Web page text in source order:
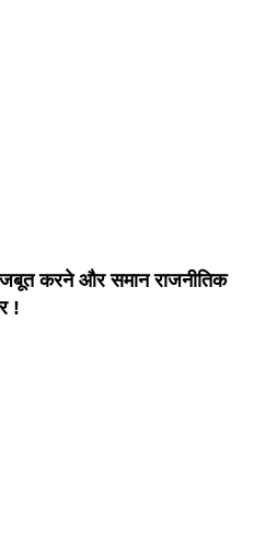
करने और समान राजनीतिक
!